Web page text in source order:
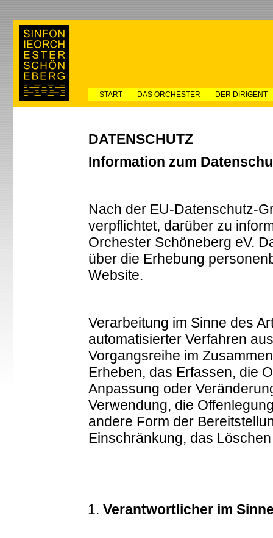
START DAS ORCHESTER DER DIRIGENT
DATENSCHUTZ
Information zum
Nach der EU-Datenschutz-
verpflichtet, darüber zu
Orchester Schöneberg eV.
über die Erhebung
Website.
Verarbeitung im Sinne des
automatisierter Verfahren
Vorgangsreihe im
Erheben, das Erfassen, die
Anpassung oder
Verwendung, die
andere Form der
Einschränkung, das
Verantwortlicher im